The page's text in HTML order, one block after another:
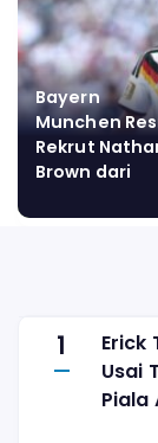
Bayern
Munchen
Rekrut
Brown dari
Frankfurt,
1
Erick
Usai
Piala